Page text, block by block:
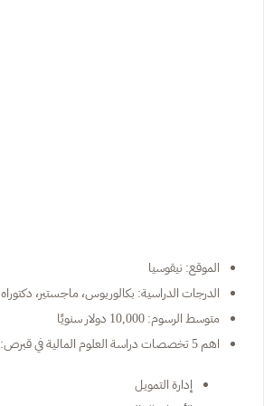
الموقع: نيقوسيا
الدرجات الدراسية: بكالوريوس، ماجستير، دكتوراه
متوسط الرسوم: 10,000 دولار سنويًا
اهم 5 تخصصات دراسة العلوم المالية في قبرص:
إدارة التمويل